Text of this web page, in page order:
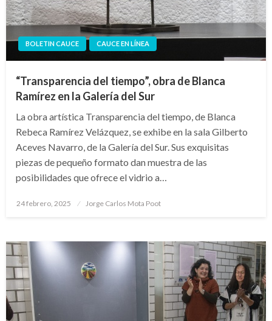
BOLETIN CAUCE CAUCE EN LÍNEA
“Transparencia del tiempo”, obra de Blanca
Ramírez en la Galería del Sur
La obra artística Transparencia del tiempo, de Blanca
Rebeca Ramírez Velázquez, se exhibe en la sala Gilberto
Aceves Navarro, de la Galería del Sur. Sus exquisitas
piezas de pequeño formato dan muestra de las
posibilidades que ofrece el vidrio a…
Publicado
24 febrero, 2025 Jorge Carlos Mota Poot